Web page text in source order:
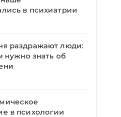
в психиатрии
раздражают люди:
нужно знать об
в психологии